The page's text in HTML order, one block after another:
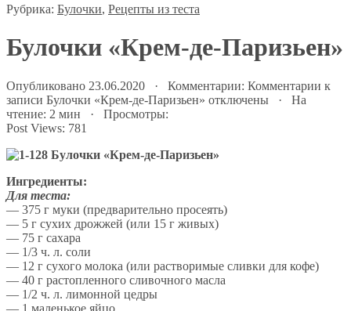
Рубрика: Булочки, Рецепты из теста
Булочки «Крем-де-Паризьен»
Опубликовано 23.06.2020 · Комментарии: Комментарии к
записи Булочки «Крем-де-Паризьен» отключены · На
чтение: 2 мин · Просмотры:
Post Views: 781
Ингредиенты:
Для теста:
— 375 г муки (предварительно просеять)
— 5 г сухих дрожжей (или 15 г живых)
— 75 г сахара
— 1/3 ч. л. соли
— 12 г сухого молока (или растворимые сливки для кофе)
— 40 г растопленного сливочного масла
— 1/2 ч. л. лимонной цедры
— 1 маленькое яйцо